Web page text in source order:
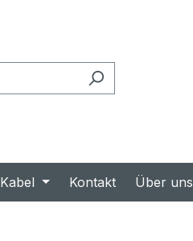
Kabel Kontakt Über uns